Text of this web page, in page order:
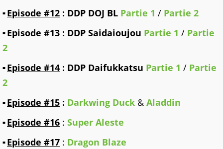
Episode #12 : DDP DOJ BL Partie 1 / Partie 2
Episode #13 : DDP Saidaioujou Partie 1 / Partie
2
Episode #14 : DDP Daifukkatsu Partie 1 / Partie
2
Episode #15 : Darkwing Duck & Aladdin
Episode #16 : Super Aleste
Episode #17 : Dragon Blaze